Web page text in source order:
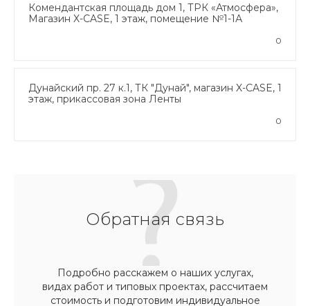
Комендантская площадь дом 1, ТРК «Атмосфера»,
Магазин X-CASE, 1 этаж, помещение №1-1А
0
Дунайский пр. 27 к.1, ТК "Дунай", магазин X-CASE, 1
этаж, прикассовая зона Ленты
0
Обратная связь
Подробно расскажем о наших услугах,
видах работ и типовых проектах, рассчитаем
стоимость и подготовим индивидуальное